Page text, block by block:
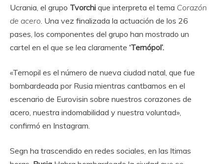
Ucrania, el grupo Tvorchi que interpreta el tema Corazón
de acero. Una vez finalizada la actuación de los 26
pases, los componentes del grupo han mostrado un
cartel en el que se lea claramente ‘Ternópol’.
«Ternopil es el número de nueva ciudad natal, que fue
bombardeada por Rusia mientras cantbamos en el
escenario de Eurovisin sobre nuestros corazones de
acero, nuestra indomabilidad y nuestra voluntad»,
confirmó en Instagram.
Segn ha trascendido en redes sociales, en las ltimas